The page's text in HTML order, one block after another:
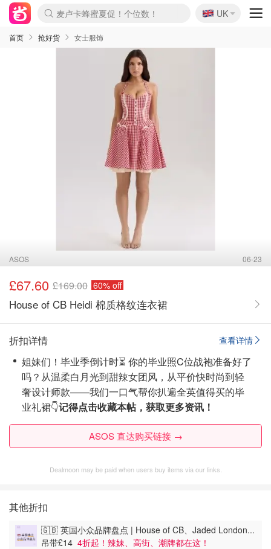
麦卢卡蜂蜜夏促！个位数！
Prada/Miu 4.8折！
啥？必胜客披萨5折！
🇬🇧
UK
首页 抢好货 女士服饰
ASOS 06-23
£67.60 £169.00 60% off
House of CB Heidi 棉质格纹连衣裙
查看详情
折扣详情
姐妹们！毕业季倒计时⏳ 你的毕业照C位战袍准备好了
吗？从温柔白月光到甜辣女团风，从平价快时尚到轻
奢设计师款——我们一口气帮你扒遍全英值得买的毕
业礼裙👇记得点击收藏本帖，获取更多资讯！
ASOS 直达购买链接 →
Dealmoon may be paid when users buy items via our links.
其他折扣
🇬🇧 英国小众品牌盘点 | House of CB、Jaded London...
吊带£14 4折起！辣妹、高街、潮牌都在这！